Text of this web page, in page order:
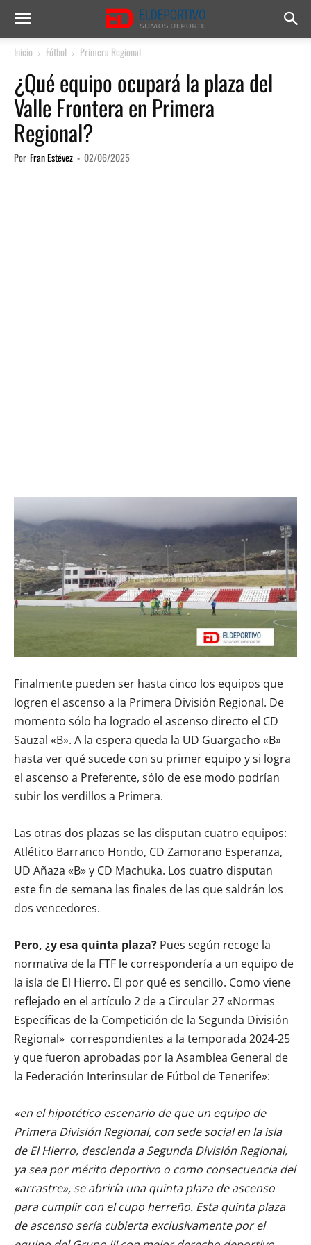
Inicio Fútbol Primera Regional
¿Qué equipo ocupará la plaza del
Valle Frontera en Primera
Regional?
Por Fran Estévez - 02/06/2025
Finalmente pueden ser hasta cinco los equipos que
logren el ascenso a la Primera División Regional. De
momento sólo ha logrado el ascenso directo el CD
Sauzal «B». A la espera queda la UD Guargacho «B»
hasta ver qué sucede con su primer equipo y si logra
el ascenso a Preferente, sólo de ese modo podrían
subir los verdillos a Primera.
Las otras dos plazas se las disputan cuatro equipos:
Atlético Barranco Hondo, CD Zamorano Esperanza,
UD Añaza «B» y CD Machuka. Los cuatro disputan
este fin de semana las finales de las que saldrán los
dos vencedores.
Pero, ¿y esa quinta plaza? Pues según recoge la
normativa de la FTF le correspondería a un equipo de
la isla de El Hierro. El por qué es sencillo. Como viene
reflejado en el artículo 2 de a Circular 27 «Normas
Específicas de la Competición de la Segunda División
Regional» correspondientes a la temporada 2024-25
y que fueron aprobadas por la Asamblea General de
la Federación Interinsular de Fútbol de Tenerife»:
«en el hipotético escenario de que un equipo de
Primera División Regional, con sede social en la isla
de El Hierro, descienda a Segunda División Regional,
ya sea por mérito deportivo o como consecuencia del
«arrastre», se abriría una quinta plaza de ascenso
para cumplir con el cupo herreño. Esta quinta plaza
de ascenso sería cubierta exclusivamente por el